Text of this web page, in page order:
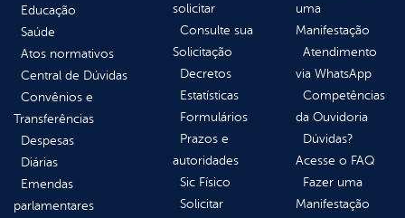
Educação
Saúde
Atos normativos
Central de Dúvidas
Convênios e
Transferências
Despesas
Diárias
Emendas
parlamentares
solicitar
Consulte sua
Solicitação
Decretos
Estatísticas
Formulários
Prazos e
autoridades
Sic Físico
Solicitar
uma
Manifestação
Atendimento
via WhatsApp
Competências
da Ouvidoria
Dúvidas?
Acesse o FAQ
Fazer uma
Manifestação